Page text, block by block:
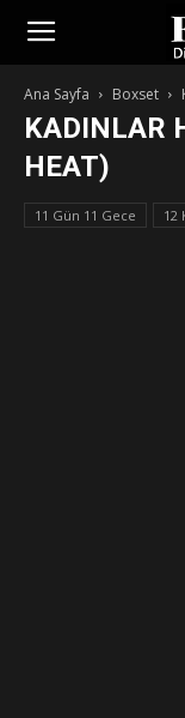
Ana Sayfa Boxset
KADINLAR
HEAT)
11 Gün 11 Gece 12